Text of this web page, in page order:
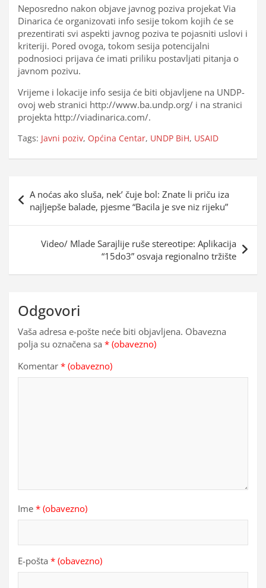
Neposredno nakon objave javnog poziva projekat Via
Dinarica će organizovati info sesije tokom kojih će se
prezentirati svi aspekti javnog poziva te pojasniti uslovi i
kriteriji. Pored ovoga, tokom sesija potencijalni
podnosioci prijava će imati priliku postavljati pitanja o
javnom pozivu.
Vrijeme i lokacije info sesija će biti objavljene na UNDP-
ovoj web stranici http://www.ba.undp.org/ i na stranici
projekta http://viadinarica.com/.
Tags: Javni poziv, Općina Centar, UNDP BiH, USAID
objava
A noćas ako sluša, nek’ čuje bol: Znate li priču iza
najljepše balade, pjesme “Bacila je sve niz rijeku”
Video/ Mlade Sarajlije ruše stereotipe: Aplikacija
“15do3” osvaja regionalno tržište
Odgovori
Vaša adresa e-pošte neće biti objavljena. Obavezna
polja su označena sa * (obavezno)
Komentar * (obavezno)
Ime * (obavezno)
E-pošta * (obavezno)